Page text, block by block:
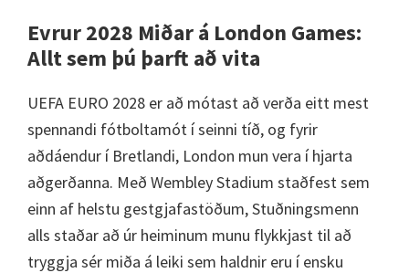
Cardiff,
Villa
Evrur 2028 Miðar á London Games:
Allt sem þú þarft að vita
UEFA EURO 2028 er að mótast að verða eitt mest
spennandi fótboltamót í seinni tíð, og fyrir
aðdáendur í Bretlandi, London mun vera í hjarta
aðgerðanna. Með Wembley Stadium staðfest sem
einn af helstu gestgjafastöðum, Stuðningsmenn
alls staðar að úr heiminum munu flykkjast til að
tryggja sér miða á leiki sem haldnir eru í ensku